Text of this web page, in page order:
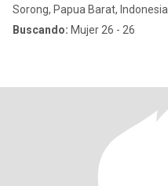
Sorong, Papua Barat, Indonesia
Buscando: Mujer 26 - 26